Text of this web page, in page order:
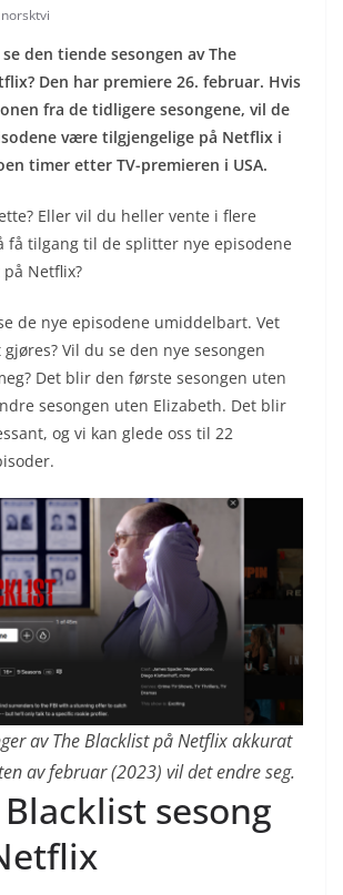
norsktvi
den tiende sesongen av The
Den har premiere 26. februar. Hvis
fra de tidligere sesongene, vil de
være tilgjengelige på Netflix i
timer etter TV-premieren i USA.
Eller vil du heller vente i flere
få tilgang til de splitter nye episodene
Netflix?
de nye episodene umiddelbart. Vet
Vil du se den nye sesongen
Det blir den første sesongen uten
sesongen uten Elizabeth. Det blir
og vi kan glede oss til 22
av The Blacklist på Netflix akkurat
av februar (2023) vil det endre seg.
Blacklist sesong